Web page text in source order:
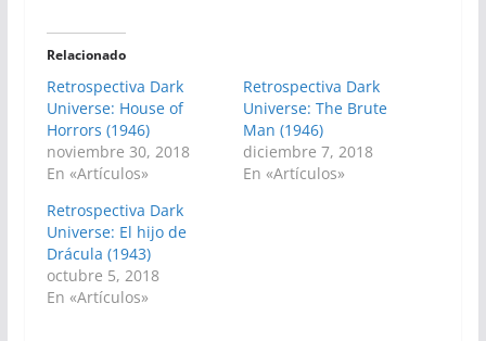
Relacionado
Retrospectiva Dark
Universe: House of
Horrors (1946)
noviembre 30, 2018
En «Artículos»
Retrospectiva Dark
Universe: The Brute
Man (1946)
diciembre 7, 2018
En «Artículos»
Retrospectiva Dark
Universe: El hijo de
Drácula (1943)
octubre 5, 2018
En «Artículos»